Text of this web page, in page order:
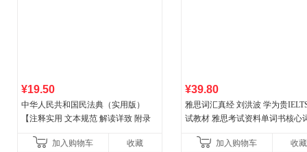
¥19.50
中华人民共和国民法典（实用版）
【注释实用 文本规范 解读详致 附录
加入购物车
收藏
¥39.80
雅思词汇真经 刘洪波 学为贵
试教材 雅思考试资料单词书核心
加入购物车
收藏